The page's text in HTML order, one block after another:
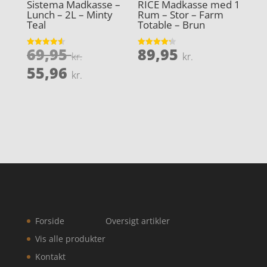
Sistema Madkasse –
Lunch – 2L – Minty
Teal
Vurderet
4.6
69,95kr.Den
pris
55,96 kr.
RICE Madkasse med 1
Rum – Stor – Farm
Totable – Brun
Vurderet
4.2
89,95 kr.
Forside
Vis alle produkter
Kontakt
Oversigt artikler